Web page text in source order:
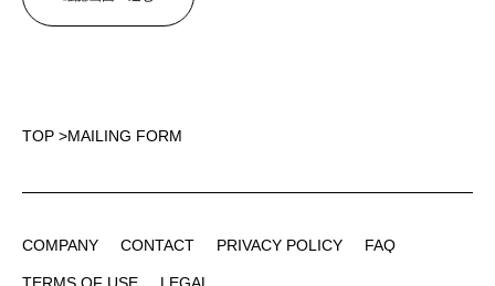
TOP >MAILING FORM
COMPANY
CONTACT
PRIVACY POLICY
FAQ